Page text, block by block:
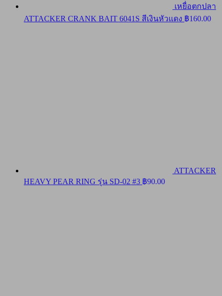
เหยื่อตกปลา
ATTACKER CRANK BAIT 6041S สีเงินหัวแดง ฿160.00
ATTACKER
HEAVY PEAR RING รุ่น SD-02 #3 ฿90.00